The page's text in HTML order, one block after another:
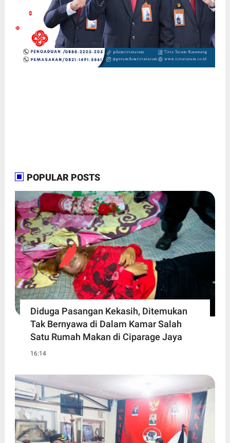
POPULAR POSTS
Diduga Pasangan Kekasih, Ditemukan
Tak Bernyawa di Dalam Kamar Salah
Satu Rumah Makan di Ciparage Jaya
16:14